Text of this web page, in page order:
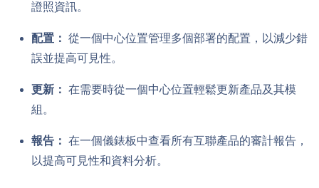
證照資訊。
配置： 從一個中心位置管理多個部署的配置，以減少錯
誤並提高可見性。
更新： 在需要時從一個中心位置輕鬆更新產品及其模
組。
報告： 在一個儀錶板中查看所有互聯產品的審計報告，
以提高可見性和資料分析。